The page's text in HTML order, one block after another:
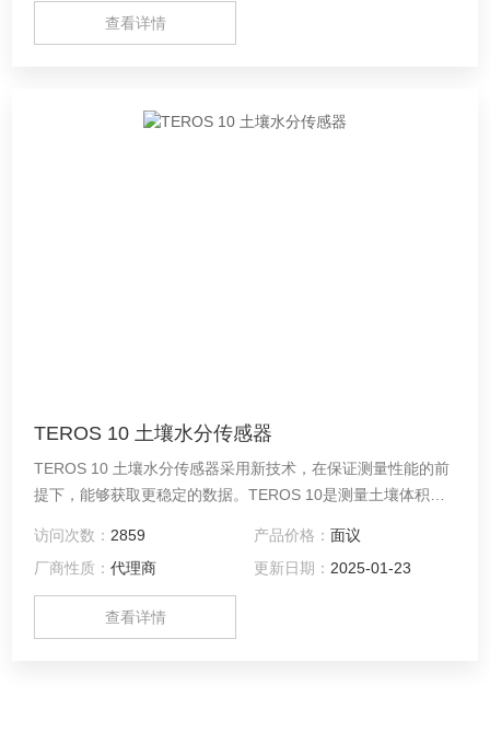
查看详情
TEROS 10 土壤水分传感器
TEROS 10 土壤水分传感器采用新技术，在保证测量性能的前
提下，能够获取更稳定的数据。TEROS 10是测量土壤体积含
与METER的云数据采集器配合使用，可实现数据云端存储管
理。
访问次数： 2859 产品价格： 面议
厂商性质：代理商 更新日期： 2025-01-23
查看详情